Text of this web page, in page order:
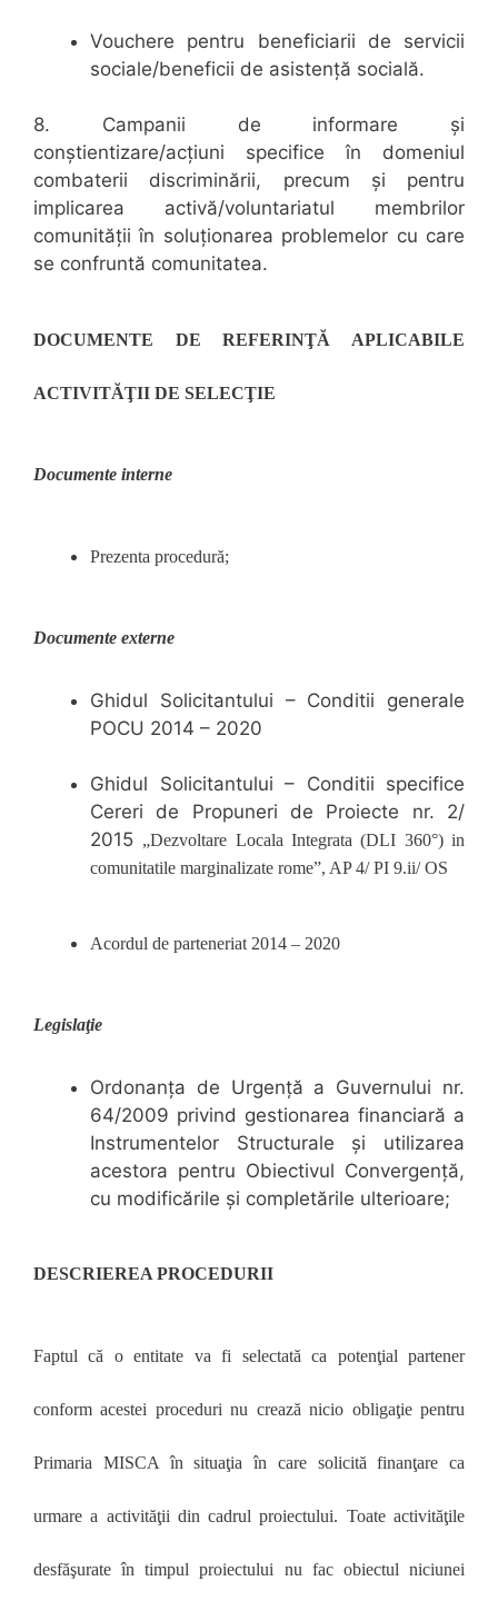
Vouchere pentru beneficiarii de servicii
sociale/beneficii de asistență socială.
8. Campanii de informare şi
conştientizare/acţiuni specifice în domeniul
combaterii discriminării, precum și pentru
implicarea activă/voluntariatul membrilor
comunității în soluționarea problemelor cu care
se confruntă comunitatea.
DOCUMENTE DE REFERINŢĂ APLICABILE
ACTIVITĂŢII DE SELECŢIE
Documente interne
Prezenta procedură;
Documente externe
Ghidul Solicitantului – Conditii generale
POCU 2014 – 2020
Ghidul Solicitantului – Conditii specifice
Cereri de Propuneri de Proiecte nr. 2/
2015 „Dezvoltare Locala Integrata (DLI 360°) in
comunitatile marginalizate rome”, AP 4/ PI 9.ii/ OS
Acordul de parteneriat 2014 – 2020
Legislaţie
Ordonanţa de Urgenţă a Guvernului nr.
64/2009 privind gestionarea financiară a
Instrumentelor Structurale şi utilizarea
acestora pentru Obiectivul Convergenţă,
cu modificările şi completările ulterioare;
DESCRIEREA PROCEDURII
Faptul că o entitate va fi selectată ca potenţial partener
conform acestei proceduri nu crează nicio obligaţie pentru
Primaria MISCA în situaţia în care solicită finanţare ca
urmare a activităţii din cadrul proiectului. Toate activităţile
desfăşurate în timpul proiectului nu fac obiectul niciunei